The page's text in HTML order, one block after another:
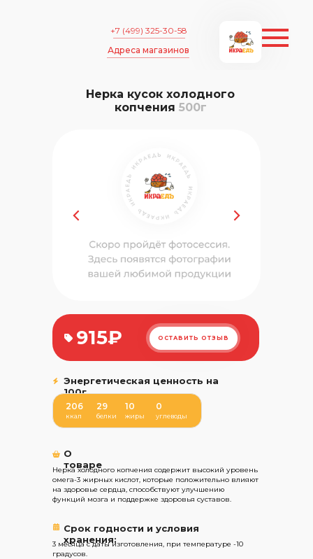
+7 (499) 325-30-58
Адреса магазинов
Нерка кусок холодного
копчения 500г
Энергетическая ценность на
100г
О
товаре
Срок годности и условия
хранения:
ккал жиры
белки углеводы
206 10
29 0
Нерка холодного копчения содержит высокий уровень
омега-3 жирных кислот, которые положительно влияют
на здоровье сердца, способствуют улучшению
функций мозга и поддержке здоровья суставов.
3 месяца с даты изготовления, при температуре -10
градусов.
915₽ ОСТАВИТЬ ОТЗЫВ